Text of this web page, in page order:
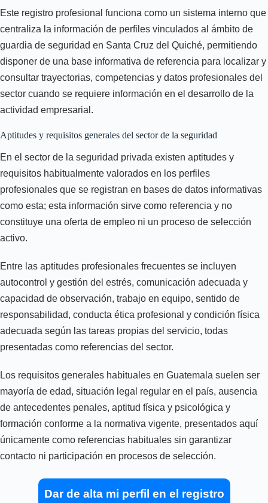
Este registro profesional funciona como un sistema interno que
centraliza la información de perfiles vinculados al ámbito de
guardia de seguridad en Santa Cruz del Quiché, permitiendo
disponer de una base informativa de referencia para localizar y
consultar trayectorias, competencias y datos profesionales del
sector cuando se requiere información en el desarrollo de la
actividad empresarial.
Aptitudes y requisitos generales del sector de la seguridad
En el sector de la seguridad privada existen aptitudes y
requisitos habitualmente valorados en los perfiles
profesionales que se registran en bases de datos informativas
como esta; esta información sirve como referencia y no
constituye una oferta de empleo ni un proceso de selección
activo.
Entre las aptitudes profesionales frecuentes se incluyen
autocontrol y gestión del estrés, comunicación adecuada y
capacidad de observación, trabajo en equipo, sentido de
responsabilidad, conducta ética profesional y condición física
adecuada según las tareas propias del servicio, todas
presentadas como referencias del sector.
Los requisitos generales habituales en Guatemala suelen ser
mayoría de edad, situación legal regular en el país, ausencia
de antecedentes penales, aptitud física y psicológica y
formación conforme a la normativa vigente, presentados aquí
únicamente como referencias habituales sin garantizar
contacto ni participación en procesos de selección.
Dar de alta mi perfil en el registro